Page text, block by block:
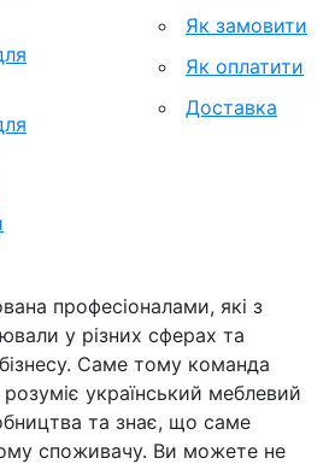
Як замовити
Як оплатити
Доставка
професіоналами, які з
у різних сферах та
Саме тому команда
розуміє український меблевий
та знає, що саме
споживачу. Ви можете не